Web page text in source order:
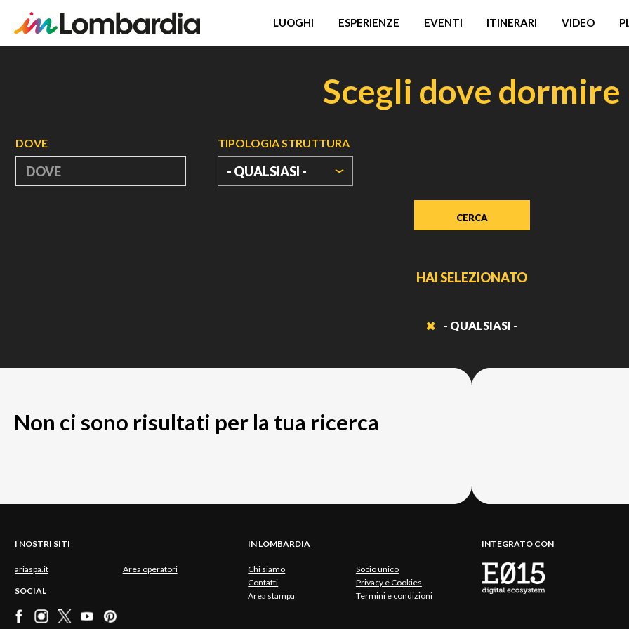
LUOGHI ESPERIENZE EVENTI ITINERARI VIDEO
Scegli dove dormire
DOVE TIPOLOGIA STRUTTURA
- QUALSIASI -
HAI SELEZIONATO
- QUALSIASI -
Non ci sono risultati per la tua ricerca
I NOSTRI SITI
ariaspa.it Area operatori
SOCIAL
IN LOMBARDIA
Chi siamo
Socio unico
Contatti
Privacy e Cookies
Area stampa
Termini e condizioni
INTEGRATO CON